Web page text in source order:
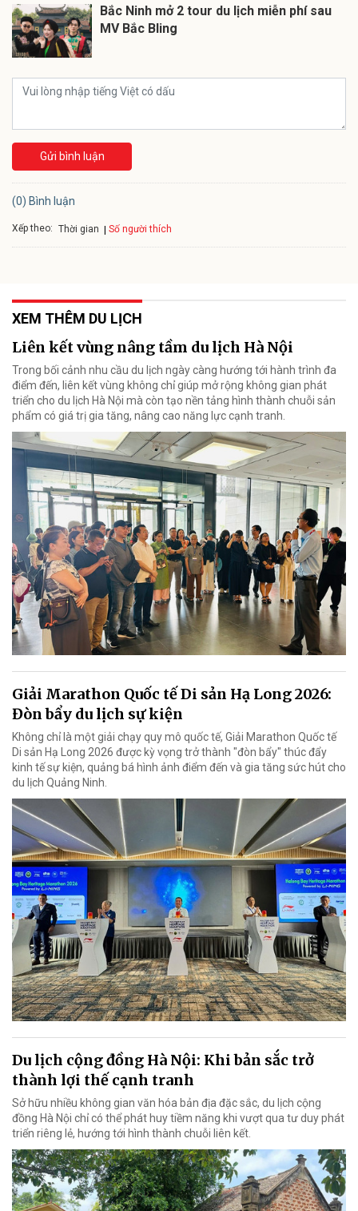
Bắc Ninh mở 2 tour du lịch miễn phí sau
MV Bắc Bling
Gửi bình luận
(0) Bình luận
Xếp theo: Thời gian Số người thích
XEM THÊM DU LỊCH
Liên kết vùng nâng tầm du lịch Hà Nội
Trong bối cảnh nhu cầu du lịch ngày càng hướng tới hành trình đa
điểm đến, liên kết vùng không chỉ giúp mở rộng không gian phát
triển cho du lịch Hà Nội mà còn tạo nền tảng hình thành chuỗi sản
phẩm có giá trị gia tăng, nâng cao năng lực cạnh tranh.
Giải Marathon Quốc tế Di sản Hạ Long 2026:
Đòn bẩy du lịch sự kiện
Không chỉ là một giải chạy quy mô quốc tế, Giải Marathon Quốc tế
Di sản Hạ Long 2026 được kỳ vọng trở thành "đòn bẩy" thúc đẩy
kinh tế sự kiện, quảng bá hình ảnh điểm đến và gia tăng sức hút cho
du lịch Quảng Ninh.
Du lịch cộng đồng Hà Nội: Khi bản sắc trở
thành lợi thế cạnh tranh
Sở hữu nhiều không gian văn hóa bản địa đặc sắc, du lịch cộng
đồng Hà Nội chỉ có thể phát huy tiềm năng khi vượt qua tư duy phát
triển riêng lẻ, hướng tới hình thành chuỗi liên kết.